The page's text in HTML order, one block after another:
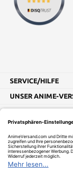
SERVICE/HILFE
UNSER ANIME-
Impressum